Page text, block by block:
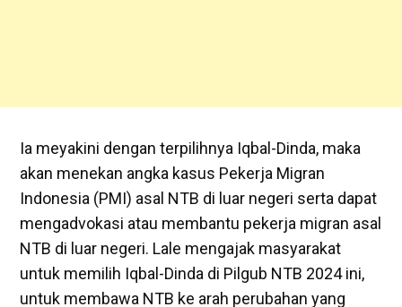
Ia meyakini dengan terpilihnya Iqbal-Dinda, maka
akan menekan angka kasus Pekerja Migran
Indonesia (PMI) asal NTB di luar negeri serta dapat
mengadvokasi atau membantu pekerja migran asal
NTB di luar negeri. Lale mengajak masyarakat
untuk memilih Iqbal-Dinda di Pilgub NTB 2024 ini,
untuk membawa NTB ke arah perubahan yang